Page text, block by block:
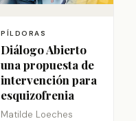
PÍLDORAS
Diálogo Abierto
una propuesta de
intervención para
esquizofrenia
Matilde Loeches